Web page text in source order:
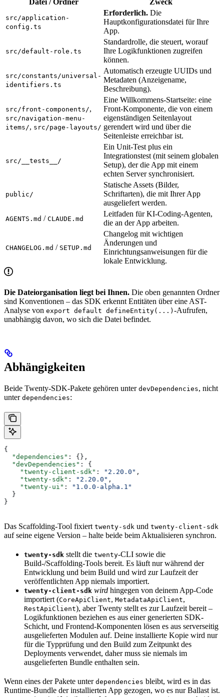
src/application-
config.ts
Erforderlich. Die
Hauptkonfigurationsdatei für Ihre
App.
src/default-role.ts
Standardrolle, die steuert, worauf
Ihre Logikfunktionen zugreifen
können.
src/constants/universal-
identifiers.ts
Automatisch erzeugte UUIDs und
Metadaten (Anzeigename,
Beschreibung).
src/front-components/,
src/navigation-menu-
items/, src/page-layouts/
Eine Willkommens-Startseite: eine
Front-Komponente, die von einem
eigenständigen Seitenlayout
gerendert wird und über die
Seitenleiste erreichbar ist.
src/__tests__/
Ein Unit-Test plus ein
Integrationstest (mit seinem globalen
Setup), der die App mit einem
echten Server synchronisiert.
public/
Statische Assets (Bilder,
Schriftarten), die mit Ihrer App
ausgeliefert werden.
AGENTS.md / CLAUDE.md
Leitfaden für KI-Coding-Agenten,
die an der App arbeiten.
CHANGELOG.md / SETUP.md
Changelog mit wichtigen
Änderungen und
Einrichtungsanweisungen für die
lokale Entwicklung.
Die Dateiorganisation liegt bei Ihnen. Die oben genannten Ordner
sind Konventionen – das SDK erkennt Entitäten über eine AST-
Analyse von export default defineEntity(...) -Aufrufen,
unabhängig davon, wo sich die Datei befindet.
Abhängigkeiten
Beide Twenty-SDK-Pakete gehören unter devDependencies, nicht
unter dependencies:
{
  "dependencies"
: {},
  "devDependencies"
: {
    "twenty-client-sdk"
: "2.20.0" ,
    "twenty-sdk"
: "2.20.0" ,
    "twenty-ui"
:
"1.0.0-alpha.1"
  }
}
Das Scaffolding-Tool fixiert twenty-sdk und twenty-client-sdk
auf seine eigene Version – halte beide beim Aktualisieren synchron.
twenty-sdk stellt die twenty-CLI sowie die
Build-/Scaffolding-Tools bereit. Es läuft nur während der
Entwicklung und beim Build und wird zur Laufzeit der
veröffentlichten App niemals importiert.
twenty-client-sdk wird hingegen von deinem App-Code
importiert (CoreApiClient, MetadataApiClient,
RestApiClient), aber Twenty stellt es zur Laufzeit bereit –
Logikfunktionen beziehen es aus einer generierten SDK-
Schicht, und Frontend-Komponenten lösen es aus serverseitig
ausgelieferten Modulen auf. Deine installierte Kopie wird nur
für die Typprüfung und den Build zum Zeitpunkt des
Deployments verwendet, daher muss sie niemals im
ausgelieferten Bundle enthalten sein.
Wenn eines der Pakete unter dependencies bleibt, wird es in das
Runtime-Bundle der installierten App gezogen, wo es nur Ballast ist.